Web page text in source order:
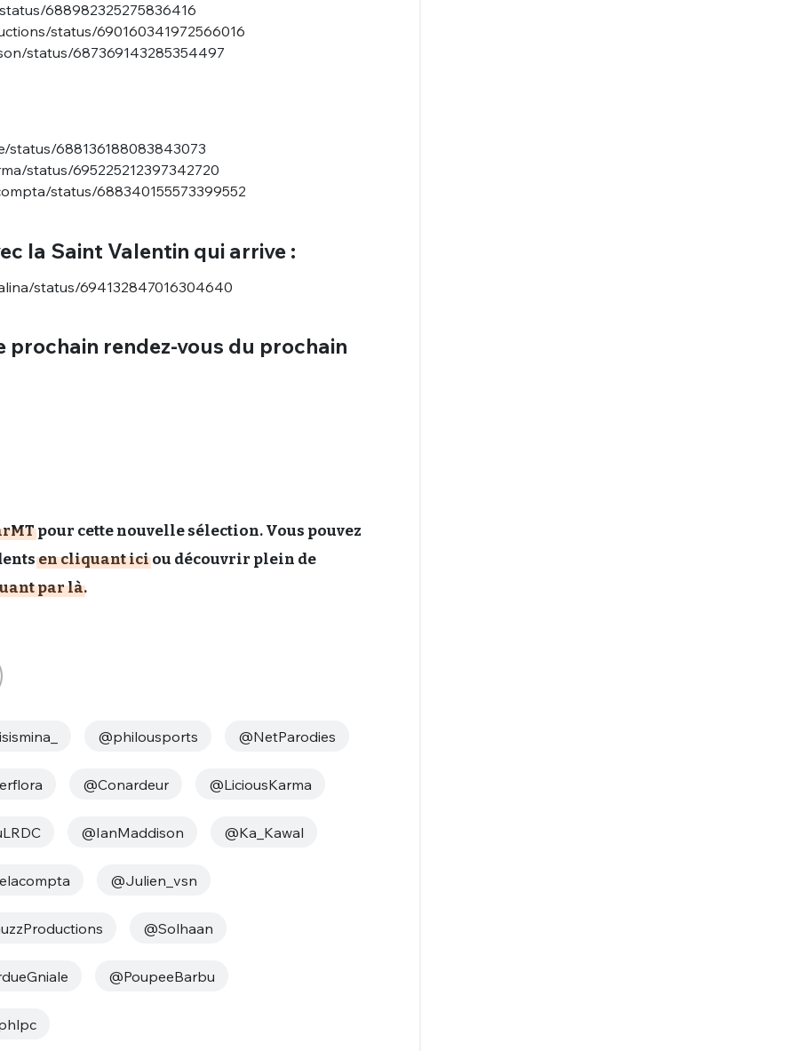
688982325275836416
status/690160341972566016
status/687369143285354497
status/688136188083843073
status/695225212397342720
status/688340155573399552
la Saint Valentin qui arrive :
status/694132847016304640
prochain rendez-vous du prochain
pour cette nouvelle sélection. Vous pouvez
en cliquant iciou découvrir plein de
par là.
@philousports @NetParodies
@Conardeur @LiciousKarma
@IanMaddison @‏Ka_Kawal
@Julien_vsn
@Solhaan
@PoupeeBarbu
!
proposer ?
Ma propre
sélection